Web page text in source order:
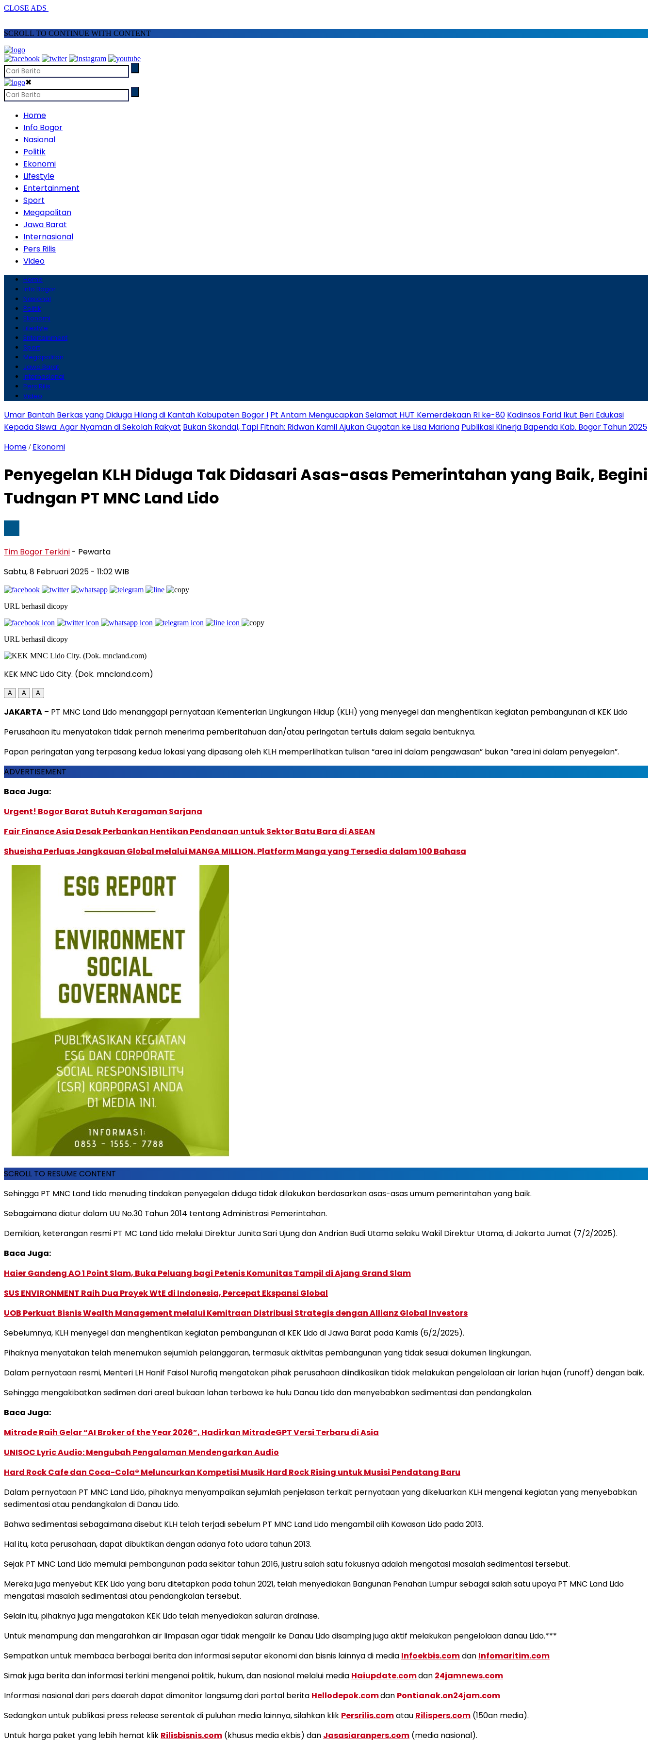
CLOSE ADS
SCROLL TO CONTINUE WITH CONTENT
✖
Home
Info Bogor
Nasional
Politik
Ekonomi
Lifestyle
Entertainment
Sport
Megapolitan
Jawa Barat
Internasional
Pers Rilis
Video
Home
Info Bogor
Nasional
Politik
Ekonomi
Lifestyle
Entertainment
Sport
Megapolitan
Jawa Barat
Internasional
Pers Rilis
Video
Umar Bantah Berkas yang Diduga Hilang di Kantah Kabupaten Bogor I Pt Antam Mengucapkan Selamat HUT Kemerdekaan RI ke-80 Kadinsos Farid Ikut Beri Edukasi
Kepada Siswa: Agar Nyaman di Sekolah Rakyat Bukan Skandal, Tapi Fitnah: Ridwan Kamil Ajukan Gugatan ke Lisa Mariana Publikasi Kinerja Bapenda Kab. Bogor Tahun 2025
Home / Ekonomi
Penyegelan KLH Diduga Tak Didasari Asas-asas Pemerintahan yang Baik, Begini
Tudngan PT MNC Land Lido
Tim Bogor Terkini - Pewarta
Sabtu, 8 Februari 2025 - 11:02 WIB
URL berhasil dicopy
URL berhasil dicopy
KEK MNC Lido City. (Dok. mncland.com)
A A A
JAKARTA – PT MNC Land Lido menanggapi pernyataan Kementerian Lingkungan Hidup (KLH) yang menyegel dan menghentikan kegiatan pembangunan di KEK Lido
Perusahaan itu menyatakan tidak pernah menerima pemberitahuan dan/atau peringatan tertulis dalam segala bentuknya.
Papan peringatan yang terpasang kedua lokasi yang dipasang oleh KLH memperlihatkan tulisan “area ini dalam pengawasan” bukan “area ini dalam penyegelan”.
ADVERTISEMENT
Baca Juga:
Urgent! Bogor Barat Butuh Keragaman Sarjana
Fair Finance Asia Desak Perbankan Hentikan Pendanaan untuk Sektor Batu Bara di ASEAN
Shueisha Perluas Jangkauan Global melalui MANGA MILLION, Platform Manga yang Tersedia dalam 100 Bahasa
SCROLL TO RESUME CONTENT
Sehingga PT MNC Land Lido menuding tindakan penyegelan diduga tidak dilakukan berdasarkan asas-asas umum pemerintahan yang baik.
Sebagaimana diatur dalam UU No.30 Tahun 2014 tentang Administrasi Pemerintahan.
Demikian, keterangan resmi PT MC Land Lido melalui Direktur Junita Sari Ujung dan Andrian Budi Utama selaku Wakil Direktur Utama, di Jakarta Jumat (7/2/2025).
Baca Juga:
Haier Gandeng AO 1 Point Slam, Buka Peluang bagi Petenis Komunitas Tampil di Ajang Grand Slam
SUS ENVIRONMENT Raih Dua Proyek WtE di Indonesia, Percepat Ekspansi Global
UOB Perkuat Bisnis Wealth Management melalui Kemitraan Distribusi Strategis dengan Allianz Global Investors
Sebelumnya, KLH menyegel dan menghentikan kegiatan pembangunan di KEK Lido di Jawa Barat pada Kamis (6/2/2025).
Pihaknya menyatakan telah menemukan sejumlah pelanggaran, termasuk aktivitas pembangunan yang tidak sesuai dokumen lingkungan.
Dalam pernyataan resmi, Menteri LH Hanif Faisol Nurofiq mengatakan pihak perusahaan diindikasikan tidak melakukan pengelolaan air larian hujan (runoff) dengan baik.
Sehingga mengakibatkan sedimen dari areal bukaan lahan terbawa ke hulu Danau Lido dan menyebabkan sedimentasi dan pendangkalan.
Baca Juga:
Mitrade Raih Gelar “AI Broker of the Year 2026”, Hadirkan MitradeGPT Versi Terbaru di Asia
UNISOC Lyric Audio: Mengubah Pengalaman Mendengarkan Audio
Hard Rock Cafe dan Coca-Cola® Meluncurkan Kompetisi Musik Hard Rock Rising untuk Musisi Pendatang Baru
Dalam pernyataan PT MNC Land Lido, pihaknya menyampaikan sejumlah penjelasan terkait pernyataan yang dikeluarkan KLH mengenai kegiatan yang menyebabkan
sedimentasi atau pendangkalan di Danau Lido.
Bahwa sedimentasi sebagaimana disebut KLH telah terjadi sebelum PT MNC Land Lido mengambil alih Kawasan Lido pada 2013.
Hal itu, kata perusahaan, dapat dibuktikan dengan adanya foto udara tahun 2013.
Sejak PT MNC Land Lido memulai pembangunan pada sekitar tahun 2016, justru salah satu fokusnya adalah mengatasi masalah sedimentasi tersebut.
Mereka juga menyebut KEK Lido yang baru ditetapkan pada tahun 2021, telah menyediakan Bangunan Penahan Lumpur sebagai salah satu upaya PT MNC Land Lido
mengatasi masalah sedimentasi atau pendangkalan tersebut.
Selain itu, pihaknya juga mengatakan KEK Lido telah menyediakan saluran drainase.
Untuk menampung dan mengarahkan air limpasan agar tidak mengalir ke Danau Lido disamping juga aktif melakukan pengelolaan danau Lido.***
Sempatkan untuk membaca berbagai berita dan informasi seputar ekonomi dan bisnis lainnya di media Infoekbis.comdan Infomaritim.com
Simak juga berita dan informasi terkini mengenai politik, hukum, dan nasional melalui media Haiupdate.comdan 24jamnews.com
Informasi nasional dari pers daerah dapat dimonitor langsumg dari portal berita Hellodepok.comdan Pontianak.on24jam.com
Sedangkan untuk publikasi press release serentak di puluhan media lainnya, silahkan klik Persrilis.comatau Rilispers.com (150an media).
Untuk harga paket yang lebih hemat klik Rilisbisnis.com (khusus media ekbis) dan Jasasiaranpers.com (media nasional).